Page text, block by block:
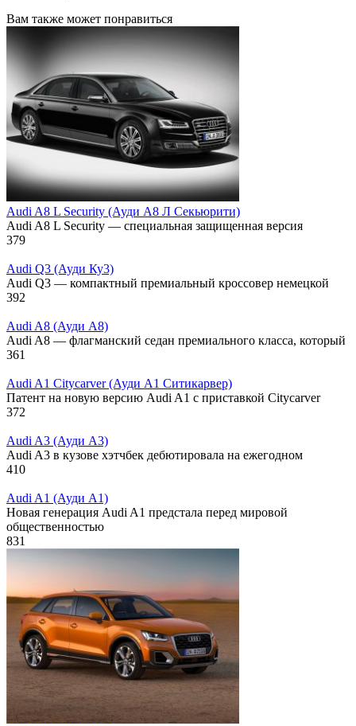
Вам также может понравиться
Audi A8 L Security (Ауди А8 Л Секьюрити)
Audi A8 L Security — специальная защищенная версия
379
Audi Q3 (Ауди Ку3)
Audi Q3 — компактный премиальный кроссовер немецкой
392
Audi A8 (Ауди А8)
Audi A8 — флагманский седан премиального класса, который
361
Audi A1 Citycarver (Ауди А1 Ситикарвер)
Патент на новую версию Audi A1 с приставкой Citycarver
372
Audi A3 (Ауди А3)
Audi A3 в кузове хэтчбек дебютировала на ежегодном
410
Audi A1 (Ауди А1)
Новая генерация Audi A1 предстала перед мировой
общественностью
831